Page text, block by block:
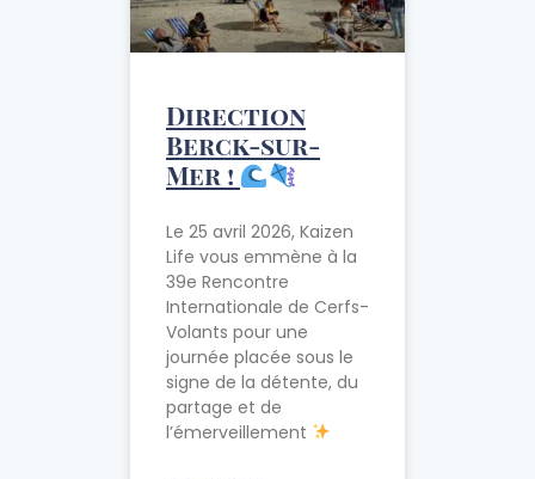
Direction
Berck-sur-
Mer !
Le 25 avril 2026, Kaizen
Life vous emmène à la
39e Rencontre
Internationale de Cerfs-
Volants pour une
journée placée sous le
signe de la détente, du
partage et de
l’émerveillement